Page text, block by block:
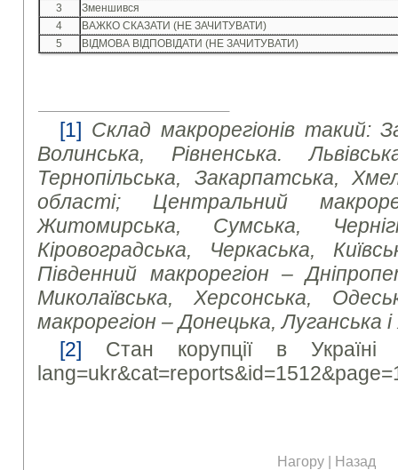
3
Зменшився
4
ВАЖКО СКАЗАТИ (НЕ ЗАЧИТУВАТИ)
5
ВІДМОВА ВІДПОВІДАТИ (НЕ ЗАЧИТУВАТИ)
[1] Склад макрорегіонів такий:
Волинська, Рівненська.
Тернопільська, Закарпатська,
області; Центральний
Житомирська, Сумська,
Кіровоградська, Черкаська,
Південний макрорегіон –
Миколаївська, Херсонська,
макрорегіон – Донецька, Луганська
[2] Стан корупції в Україні
Нагору | Назад